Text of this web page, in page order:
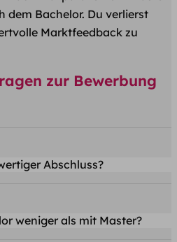
dem Bachelor. Du verlierst
Marktfeedback zu
zur Bewerbung
Abschluss?
weniger als mit Master?